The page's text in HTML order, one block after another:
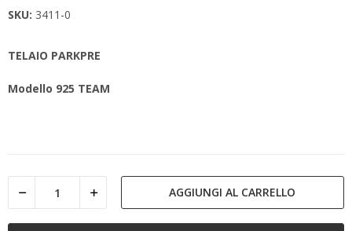
SKU: 3411-0
TELAIO PARKPRE
Modello 925 TEAM
AGGIUNGI AL CARRELLO